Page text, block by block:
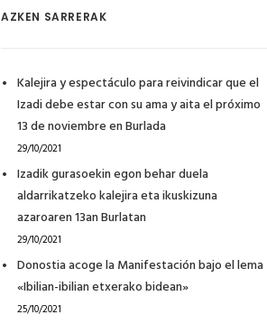
AZKEN SARRERAK
Kalejira y espectáculo para reivindicar que el
Izadi debe estar con su ama y aita el próximo
13 de noviembre en Burlada
29/10/2021
Izadik gurasoekin egon behar duela
aldarrikatzeko kalejira eta ikuskizuna
azaroaren 13an Burlatan
29/10/2021
Donostia acoge la Manifestación bajo el lema
«Ibilian-ibilian etxerako bidean»
25/10/2021